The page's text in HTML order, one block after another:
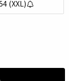
(XXL)